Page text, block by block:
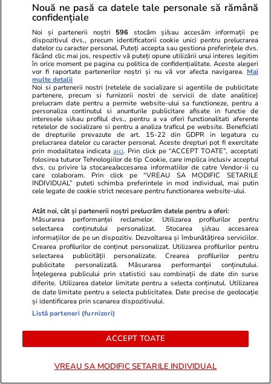
Știri Externe 31 iul.
Un șofer de TIR care a câștigat la loterie 220
de milioane de euro a murit: soția lui, obligată
acum să îi dea bani lunar fostei partenere
Horoscop 31 iul.
Horoscop Urania | Previziuni astrologice pentru
perioada 1 – 7 august 2026. Venus va intra în
zodia Balanței
Horoscop 1 august 2026. Peștii
este bine să evite gândurile care
Două
teckeli
Nouă ne pasă ca datele tale personale să rămână
confidențiale
Noi și partenerii noștri 596 stocăm și/sau accesăm informații pe
dispozitivul dvs., precum identificatorii cookie unici pentru prelucrarea
datelor cu caracter personal. Puteți accepta sau gestiona preferințele dvs.
făcând clic mai jos, respectiv vă puteți opune utilizării unui interes legitim
în orice moment pe pagina cu politica de confidențialitate. Aceste alegeri
vor fi raportate partenerilor noștri și nu vă vor afecta navigarea. Mai
multe detalii
Noi si partenerii nostri (retelele de socializare si agentiile de publicitate
partenere, precum si furnizorii nostri de servicii de date analitice)
prelucram date pentru a permite website-ului sa functioneze, pentru a
personaliza continutul si anunturile publicitare afisate in functie de
interesele si/sau profilul dvs., pentru a va oferi functionalitati aferente
retelelor de socializare si pentru a analiza traficul pe website. Beneficiati
de drepturile prevazute de art. 15-22 din GDPR in legatura cu
prelucrarea datelor cu caracter personal. Aceste drepturi pot fi exercitate
prin modalitatea indicataaici. Prin click pe “ACCEPT TOATE”, acceptati
folosirea tuturor Tehnologiilor de tip Cookie, care implica inclusiv acceptul
dvs. cu privire la stocarea/accesarea informatiilor de catre Vendor-ii cu
care colaboram. Prin click pe “VREAU SA MODIFIC SETARILE
INDIVIDUAL” puteti schimba preferintele in mod individual, mai putin
cele legate de cookie strict necesare pentru functionarea website-ului.
Atât noi, cât și partenerii noștri prelucrăm datele pentru a oferi:
Măsurarea performanței reclamelor. Utilizarea profilurilor pentru
selectarea conținutului personalizat. Stocarea și/sau accesarea
informațiilor de pe un dispozitiv. Dezvoltarea și îmbunătățirea serviciilor.
Crearea profilurilor de conținut personalizat. Utilizarea profilurilor pentru
selectarea publicității personalizate. Crearea profilurilor pentru
publicitate personalizată. Măsurarea performanței conținutului.
Înțelegerea publicului prin statistici sau combinații de date din surse
diferite. Utilizarea datelor limitate pentru a selecta conținutul. Utilizarea
de date limitate pentru a selecta publicitatea. Date precise de geolocație
și identificarea prin scanarea dispozitivului.
Listă parteneri (furnizori)
ACCEPT TOATE
VREAU SA MODIFIC SETARILE INDIVIDUAL